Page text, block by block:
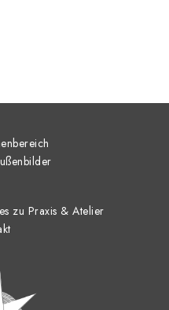
zu Praxis & Atelier